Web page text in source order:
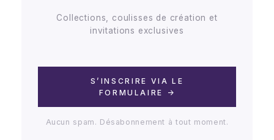
Collections, coulisses de création et
invitations exclusives
S’INSCRIRE VIA LE
FORMULAIRE →
Aucun spam. Désabonnement à tout moment.